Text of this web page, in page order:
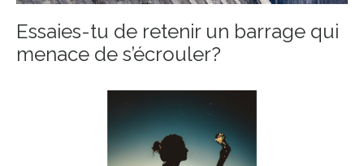
Essaies-tu de retenir un barrage qui
menace de s’écrouler?